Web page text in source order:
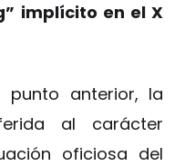
implícito en el X
punto anterior, la
al carácter
oficiosa del